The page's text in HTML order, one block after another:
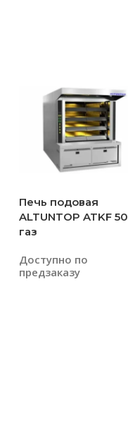
Печь подовая
ALTUNTOP ATKF 50
газ
Доступно по
предзаказу